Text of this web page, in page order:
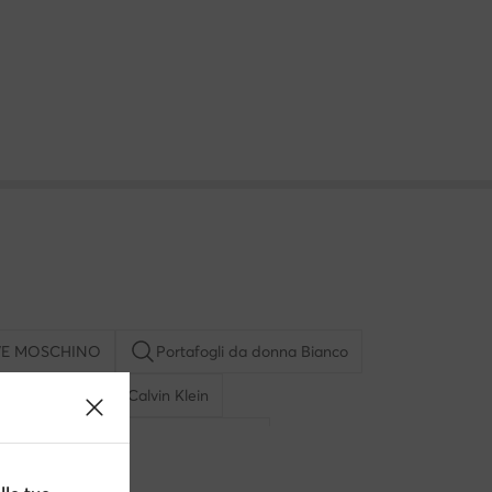
MOSCHINO Portafogli da donna Bianco
Portafogli uomo Calvin Klein
Borsoni e zaini Quiksilver
valigia